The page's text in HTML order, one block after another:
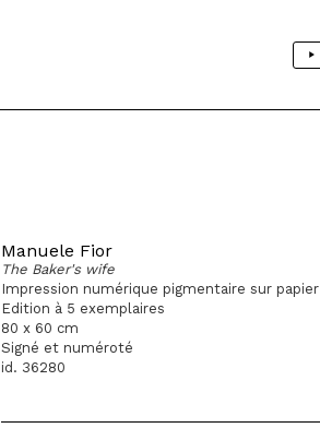
Manuele Fior
The Baker's wife
Impression numérique pigmentaire sur papier
Edition à 5 exemplaires
80 x 60 cm
Signé et numéroté
id. 36280